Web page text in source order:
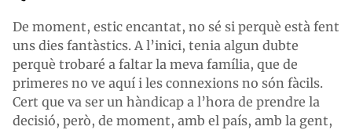
De moment, estic encantat, no sé si perquè està fent
uns dies fantàstics. A l’inici, tenia algun dubte
perquè trobaré a faltar la meva família, que de
primeres no ve aquí i les connexions no són fàcils.
Cert que va ser un hàndicap a l’hora de prendre la
decisió, però, de moment, amb el país, amb la gent,